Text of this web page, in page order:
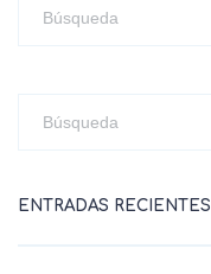
ENTRADAS RECIENTES